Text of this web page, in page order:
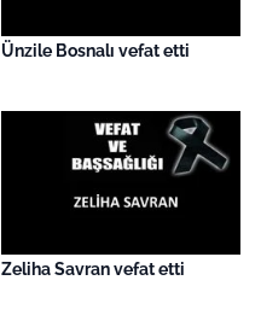
Ünzile Bosnalı vefat etti
Zeliha Savran vefat etti